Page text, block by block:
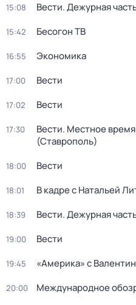
15:08 Вести. Дежурная
15:42 Бесогон ТВ
16:55 Экономика
17:00 Вести
17:02 Вести
17:30
Вести. Местное
(Ставрополь)
18:00 Вести
18:01 В кадре с Натальей
18:39 Вести. Дежурная
19:00 Вести
19:45 «Америка» с
20:00 Международное